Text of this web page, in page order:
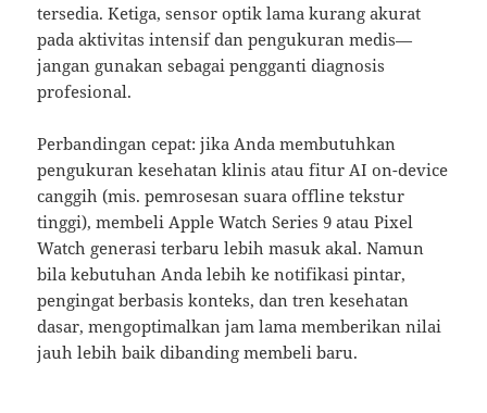
tersedia. Ketiga, sensor optik lama kurang akurat
pada aktivitas intensif dan pengukuran medis—
jangan gunakan sebagai pengganti diagnosis
profesional.
Perbandingan cepat: jika Anda membutuhkan
pengukuran kesehatan klinis atau fitur AI on-device
canggih (mis. pemrosesan suara offline tekstur
tinggi), membeli Apple Watch Series 9 atau Pixel
Watch generasi terbaru lebih masuk akal. Namun
bila kebutuhan Anda lebih ke notifikasi pintar,
pengingat berbasis konteks, dan tren kesehatan
dasar, mengoptimalkan jam lama memberikan nilai
jauh lebih baik dibanding membeli baru.